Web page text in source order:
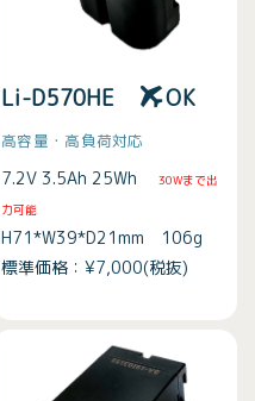
Li-D570HE OK
高容量・高負荷対応
7.2V 3.5Ah 25Wh30Wまで出
力可能
H71*W39*D21mm 106g
標準価格：¥7,000(税抜)